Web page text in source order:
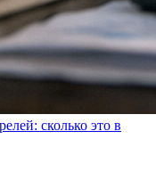
сколько это в